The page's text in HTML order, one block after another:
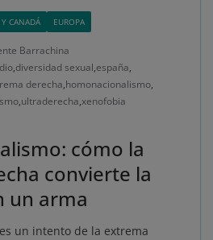
CANADÁ EUROPA
Barrachina
,diversidad sexual,españa,
derecha,homonacionalismo,
,ultraderecha,xenofobia
cómo la
convierte la
un arma
un intento de la extrema